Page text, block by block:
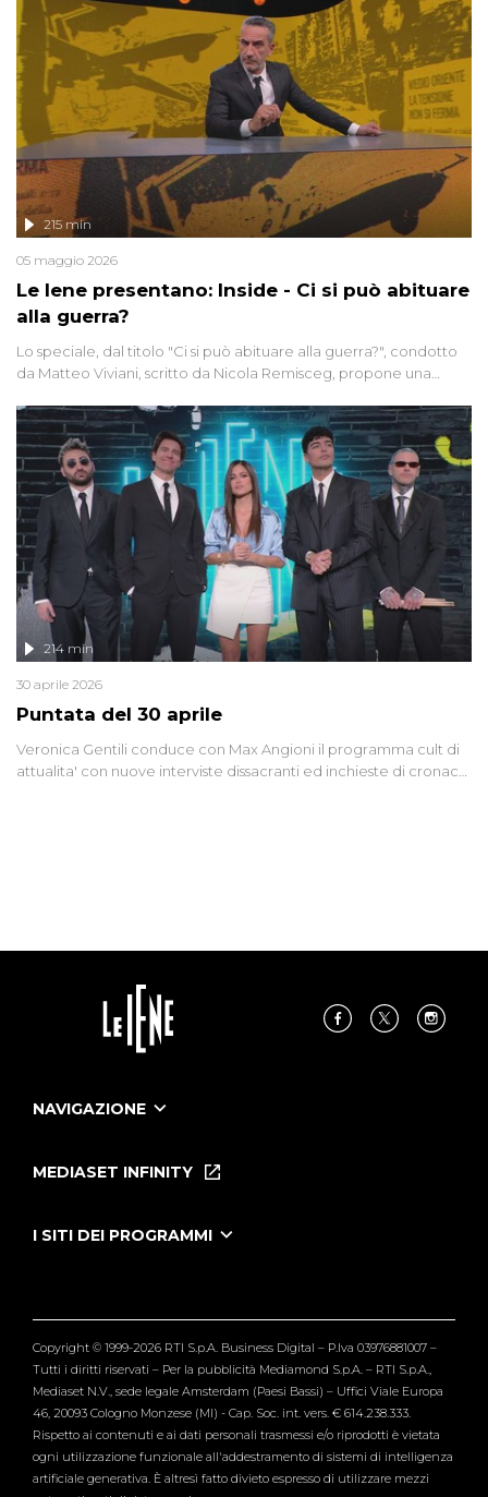
Le Iene presentano: Inside - Ci si può abituare
alla guerra?
215 min
05 maggio 2026
Lo speciale, dal titolo "Ci si può abituare alla guerra?", condotto
da Matteo Viviani, scritto da Nicola Remisceg, propone una
di settore - su quanto la guerra sia diventata una realtà pervasiva.
Anche se l'Italia non è direttamente coinvolta in conflitti armati, il
contesto globale rende impossibile considerarla un fenomeno
lontano.
Puntata del 30 aprile
214 min
30 aprile 2026
Veronica Gentili conduce con Max Angioni il programma cult di
attualita' con nuove interviste dissacranti ed inchieste di cronaca
NAVIGAZIONE
Le Iene Presentano Inside
Tutti i servizi
MEDIASET INFINITY
I SITI DEI PROGRAMMI
Verissimo
Copyright © 1999-2026 RTI S.p.A. Business Digital – P.Iva 03976881007 –
Tutti i diritti riservati – Per la pubblicità Mediamond S.p.A. – RTI S.p.A.,
Mediaset N.V., sede legale Amsterdam (Paesi Bassi) – Uffici Viale Europa
46, 20093 Cologno Monzese (MI) - Cap. Soc. int. vers. € 614.238.333.
Rispetto ai contenuti e ai dati personali trasmessi e/o riprodotti è vietata
ogni utilizzazione funzionale all'addestramento di sistemi di intelligenza
artificiale generativa. È altresì fatto divieto espresso di utilizzare mezzi